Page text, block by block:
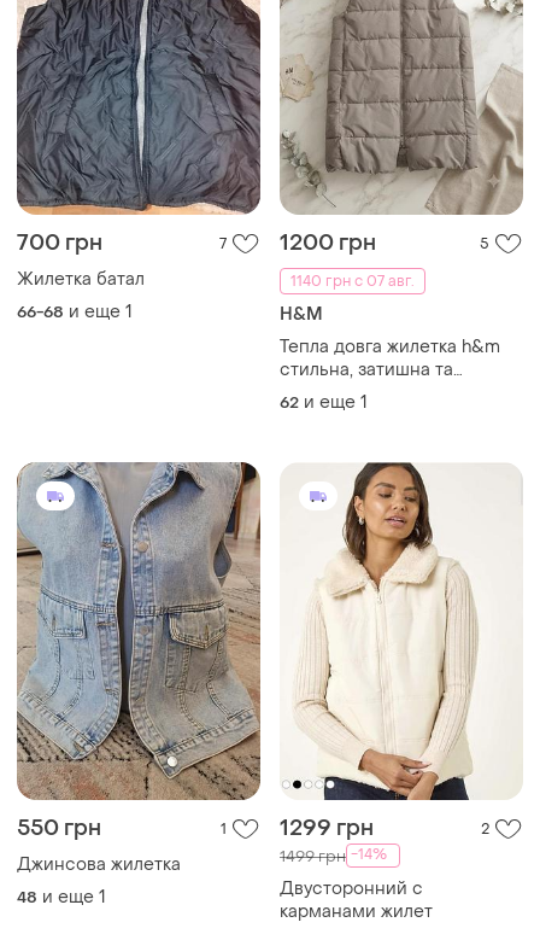
700 грн 7
Жилетка батал
66-68 и еще 1
1200 грн
5
1140 грн с 07 авг.
H&M
Тепла довга жилетка h&m
стильна, затишна та
неймовірно практична
довга жилетка від бренду
прохолодну погоду батал
62 и еще 1
550 грн 1
Джинсова жилетка
48 и еще 1
1299 грн 2
1499 грн -14%
Двусторонний с
карманами жилет